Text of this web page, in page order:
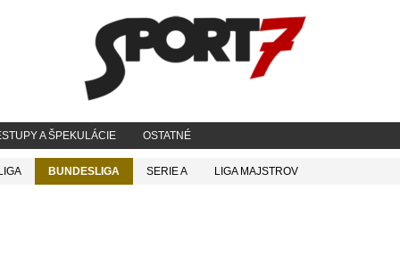
A ŠPEKULÁCIE OSTATNÉ
BUNDESLIGA SERIE A LIGA MAJSTROV